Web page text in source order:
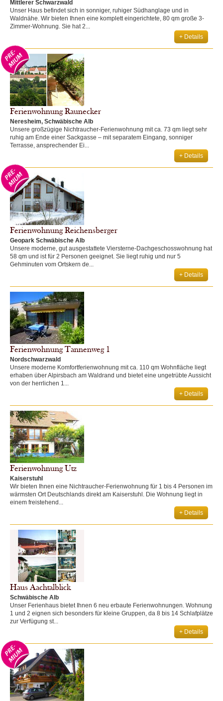
Mittlerer Schwarzwald
Unser Haus befindet sich in sonniger, ruhiger Südhanglage und in
Waldnähe. Wir bieten Ihnen eine komplett eingerichtete, 80 qm große 3-
Zimmer-Wohnung. Sie hat 2...
+ Details
Ferienwohnung Raunecker
Neresheim, Schwäbische Alb
Unsere großzügige Nichtraucher-Ferienwohnung mit ca. 73 qm liegt sehr
ruhig am Ende einer Sackgasse – mit separatem Eingang, sonniger
Terrasse, ansprechender Ei...
+ Details
Ferienwohnung Reichensberger
Geopark Schwäbische Alb
Unsere moderne, gut ausgestattete Viersterne-Dachgeschosswohnung hat
58 qm und ist für 2 Personen geeignet. Sie liegt ruhig und nur 5
Gehminuten vom Ortskern de...
+ Details
Ferienwohnung Tannenweg 1
Nordschwarzwald
Unsere moderne Komfortferienwohnung mit ca. 110 qm Wohnfläche liegt
erhaben über Alpirsbach am Waldrand und bietet eine ungetrübte Aussicht
von der herrlichen 1...
+ Details
Ferienwohnung Utz
Kaiserstuhl
Wir bieten Ihnen eine Nichtraucher-Ferienwohnung für 1 bis 4 Personen im
wärmsten Ort Deutschlands direkt am Kaiserstuhl. Die Wohnung liegt in
einem freistehend...
+ Details
Haus Aachtalblick
Schwäbische Alb
Unser Ferienhaus bietet Ihnen 6 neu erbaute Ferienwohnungen. Wohnung
1 und 2 eignen sich besonders für kleine Gruppen, da 8 bis 14 Schlafplätze
zur Verfügung st...
+ Details